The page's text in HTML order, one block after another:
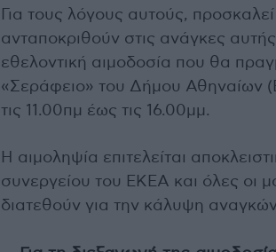
Για τους λόγους αυτούς,
ανταποκριθούν στις ανάγκες
εθελοντική αιμοδοσία που θα
«Σεράφειο» του Δήμου Αθηναίων
τις 11.00πμ έως τις 16.00μμ.
Η αιμοληψία επιτελείται
συνεργείου του ΕΚΕΑ και όλες οι
διατεθούν για την κάλυψη